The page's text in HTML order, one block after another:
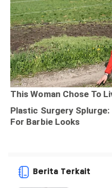
Berita Terkait